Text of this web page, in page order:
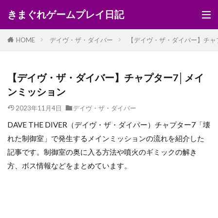
きまぐれゲームプレイ日記
HOME デイヴ・ザ・ダイバー 【デイヴ・ザ・ダイバー】チ
【デイヴ・ザ・ダイバー】チャプター7│メイ
ンミッション
2023年11月4日 デイヴ・ザ・ダイバー
DAVE THE DIVER（デイヴ・ザ・ダイバー）チャプター7「壊
れた制御室」で発生するメインミッションの流れを紹介した
記事です。制御室の奥に入る方法や噴火のギミックの解き
方、ボス情報などをまとめています。